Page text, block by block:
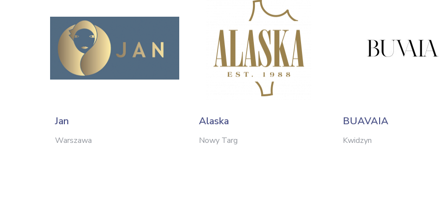
Jan
Warszawa
Alaska
Nowy Targ
BUAVAIA
Kwidzyn